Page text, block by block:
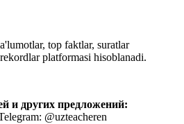
top faktlar, suratlar
platformasi hisoblanadi.
и других предложений:
@uzteacheren